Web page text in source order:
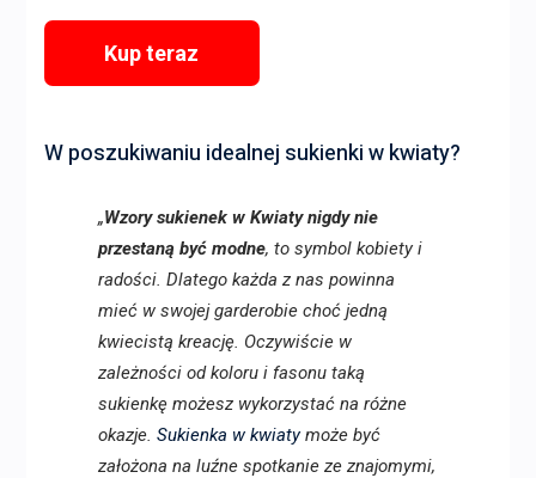
Kup teraz
W poszukiwaniu idealnej sukienki w kwiaty?
„Wzory sukienek w Kwiaty nigdy nie
przestaną być modne, to symbol kobiety i
radości. Dlatego każda z nas powinna
mieć w swojej garderobie choć jedną
kwiecistą kreację. Oczywiście w
zależności od koloru i fasonu taką
sukienkę możesz wykorzystać na różne
okazje. Sukienka w kwiatymoże być
założona na luźne spotkanie ze znajomymi,